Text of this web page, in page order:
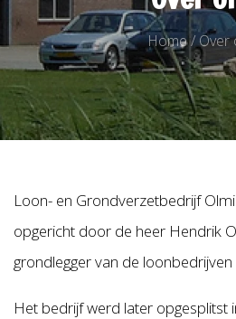
Home/Over
Loon- en Grondverzetbedrijf
opgericht door de heer Hendrik
grondlegger van de
Het bedrijf werd later opgesplitst